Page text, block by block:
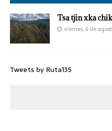
Tsa tjin xka
viernes, 6 de
Tweets by Ruta135